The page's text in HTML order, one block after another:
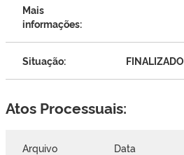
Mais
informações:
Situação: FINALIZADO
Atos Processuais:
Arquivo Data